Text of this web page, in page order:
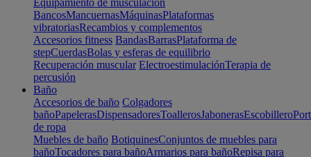
Equipamiento de musculación
BancosMancuernasMáquinasPlataformas
vibratoriasRecambios y complementos
Accesorios fitness BandasBarrasPlataforma de
stepCuerdasBolas y esferas de equilibrio
Recuperación muscular ElectroestimulaciónTerapia de
percusión
Baño
Accesorios de baño Colgadores
bañoPapelerasDispensadoresToallerosJabonerasEscobillero
de ropa
Muebles de baño BotiquinesConjuntos de muebles para
bañoTocadores para bañoArmarios para bañoRepisa para